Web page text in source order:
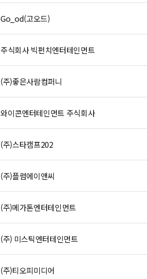
Go_od(고오드)
주식회사 빅펀치엔터테인먼트
(주)좋은사람컴퍼니
와이콘엔터테인먼트 주식회사
(주)스타캠프202
(주)플럼에이앤씨
(주)메가톤엔터테인먼트
(주) 미스틱엔터테인먼트
(주)티오피미디어